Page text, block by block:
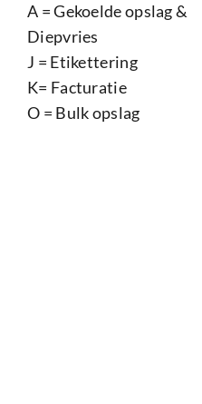
A = Gekoelde opslag &
Diepvries
J = Etikettering
K= Facturatie
O = Bulk opslag